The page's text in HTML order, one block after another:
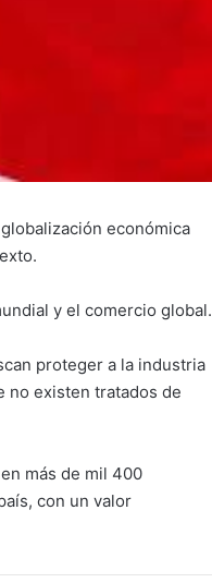
económica
y el comercio global.
proteger a la industria
no existen tratados de
más de mil 400
con un valor